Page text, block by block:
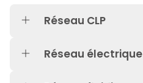
Réseau CLP
Réseau électrique